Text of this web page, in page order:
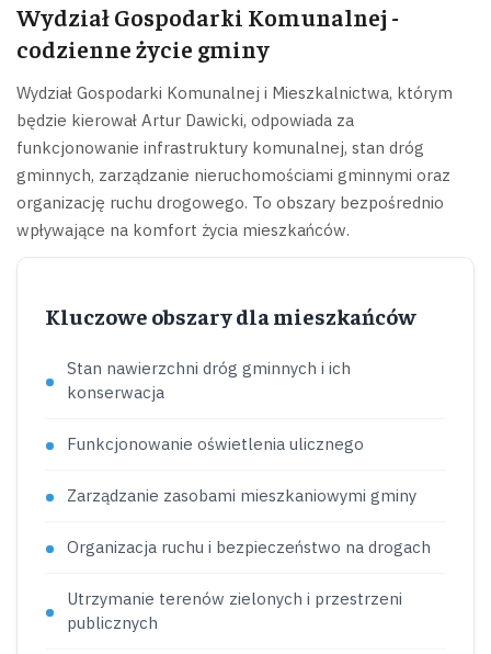
Wydział Gospodarki Komunalnej -
codzienne życie gminy
Wydział Gospodarki Komunalnej i Mieszkalnictwa, którym
będzie kierował Artur Dawicki, odpowiada za
funkcjonowanie infrastruktury komunalnej, stan dróg
gminnych, zarządzanie nieruchomościami gminnymi oraz
organizację ruchu drogowego. To obszary bezpośrednio
wpływające na komfort życia mieszkańców.
Kluczowe obszary dla mieszkańców
Stan nawierzchni dróg gminnych i ich
konserwacja
Funkcjonowanie oświetlenia ulicznego
Zarządzanie zasobami mieszkaniowymi gminy
Organizacja ruchu i bezpieczeństwo na drogach
Utrzymanie terenów zielonych i przestrzeni
publicznych